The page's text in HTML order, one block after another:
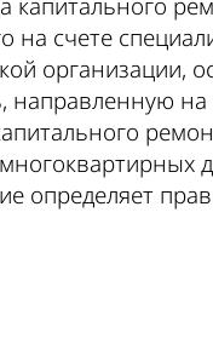
на счете
организации,
направленную
определяет